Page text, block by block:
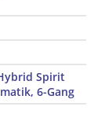
Spirit
6-Gang